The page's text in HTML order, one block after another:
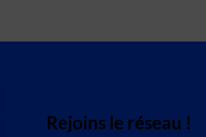
Rejoins le réseau !